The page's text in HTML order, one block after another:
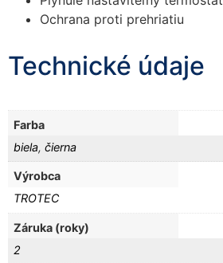
Ochrana proti prehriatiu
Technické údaje
Farba
biela,čierna
Výrobca
TROTEC
Záruka (roky)
2